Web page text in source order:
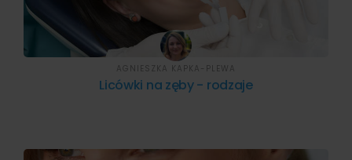
Licówki na zęby - rodzaje
AGNIESZKA KAPKA-PLEWA